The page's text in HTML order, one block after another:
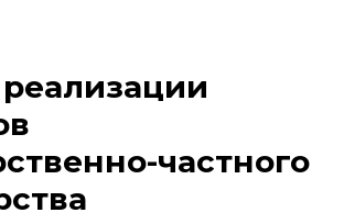
частного